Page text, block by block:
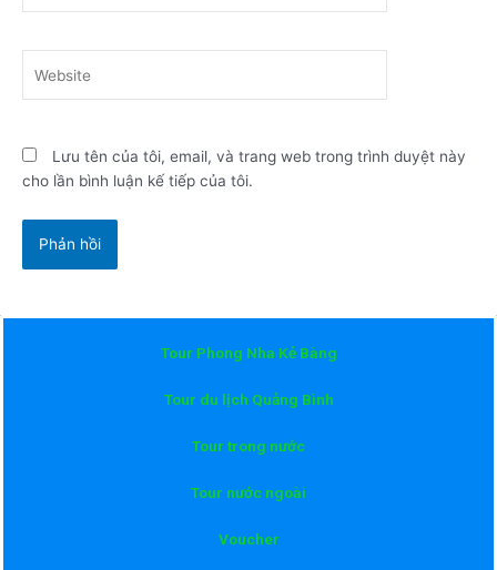
Lưu tên của tôi, email, và trang web trong trình duyệt này
cho lần bình luận kế tiếp của tôi.
Tour Phong Nha Kẻ Bàng
Tour du lịch Quảng Bình
Tour trong nước
Tour nước ngoài
Voucher